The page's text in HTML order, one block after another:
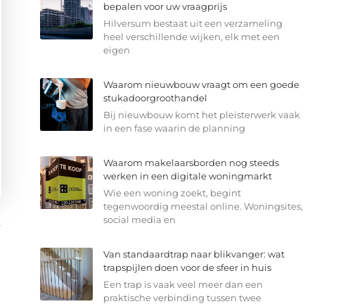
bepalen voor uw vraagprijs
Hilversum bestaat uit een verzameling
heel verschillende wijken, elk met een
eigen
Waarom nieuwbouw vraagt om een goede
stukadoorgroothandel
Bij nieuwbouw komt het pleisterwerk vaak
in een fase waarin de planning
Waarom makelaarsborden nog steeds
werken in een digitale woningmarkt
Wie een woning zoekt, begint
tegenwoordig meestal online. Woningsites,
social media en
Van standaardtrap naar blikvanger: wat
trapspijlen doen voor de sfeer in huis
Een trap is vaak veel meer dan een
praktische verbinding tussen twee